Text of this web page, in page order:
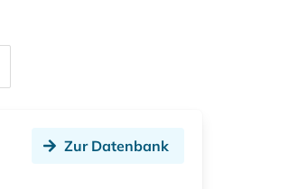
Zur Datenbank